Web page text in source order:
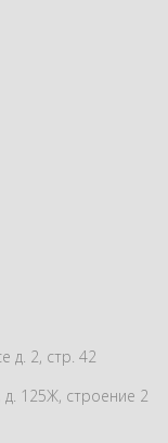
д. 2, стр. 42
125Ж, строение 2